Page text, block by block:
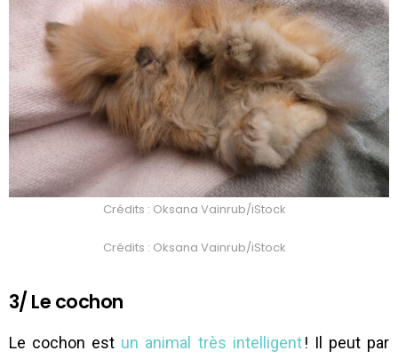
Crédits : Oksana Vainrub/iStock
Crédits : Oksana Vainrub/iStock
3/ Le cochon
Le cochon est un animal très intelligent! Il peut par